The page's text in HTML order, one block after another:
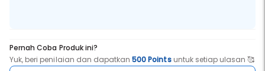
Pernah Coba Produk ini?
Yuk, beri penilaian dan dapatkan500 Pointsuntuk setiap ulasan 🥰